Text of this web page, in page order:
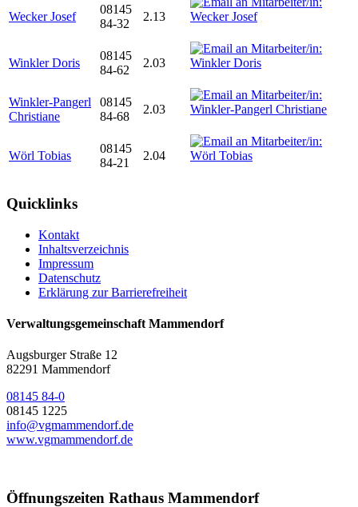
Wecker Josef
08145
84-32
2.13
Winkler Doris
08145
84-62
2.03
Winkler-Pangerl
Christiane
08145
84-68
2.03
Wörl Tobias
08145
84-21
2.04
Quicklinks
Kontakt
Inhaltsverzeichnis
Impressum
Datenschutz
Erklärung zur Barrierefreiheit
Verwaltungsgemeinschaft Mammendorf
Augsburger Straße 12
82291 Mammendorf
08145 84-0
08145 1225
info@vgmammendorf.de
www.vgmammendorf.de
Öffnungszeiten Rathaus Mammendorf